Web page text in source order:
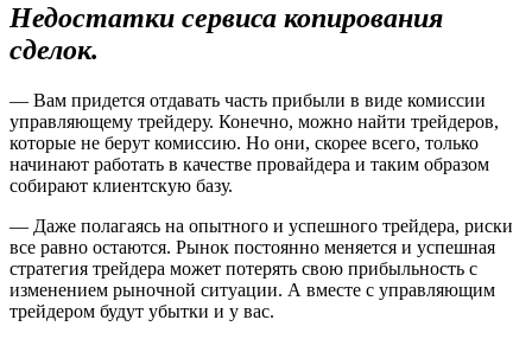
Недостатки сервиса копирования
сделок.
— Вам придется отдавать часть прибыли в виде комиссии
управляющему трейдеру. Конечно, можно найти трейдеров,
которые не берут комиссию. Но они, скорее всего, только
начинают работать в качестве провайдера и таким образом
собирают клиентскую базу.
— Даже полагаясь на опытного и успешного трейдера, риски
все равно остаются. Рынок постоянно меняется и успешная
стратегия трейдера может потерять свою прибыльность с
изменением рыночной ситуации. А вместе с управляющим
трейдером будут убытки и у вас.